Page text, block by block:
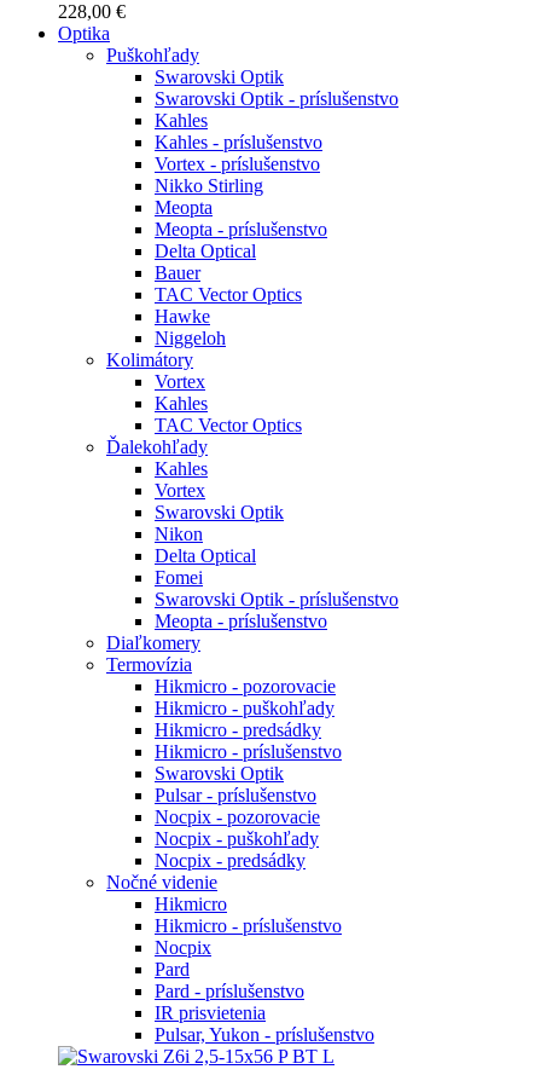
228,00 €
Optika
Puškohľady
Swarovski Optik
Swarovski Optik - príslušenstvo
Kahles
Kahles - príslušenstvo
Vortex - príslušenstvo
Nikko Stirling
Meopta
Meopta - príslušenstvo
Delta Optical
Bauer
TAC Vector Optics
Hawke
Niggeloh
Kolimátory
Vortex
Kahles
TAC Vector Optics
Ďalekohľady
Kahles
Vortex
Swarovski Optik
Nikon
Delta Optical
Fomei
Swarovski Optik - príslušenstvo
Meopta - príslušenstvo
Diaľkomery
Termovízia
Hikmicro - pozorovacie
Hikmicro - puškohľady
Hikmicro - predsádky
Hikmicro - príslušenstvo
Swarovski Optik
Pulsar - príslušenstvo
Nocpix - pozorovacie
Nocpix - puškohľady
Nocpix - predsádky
Nočné videnie
Hikmicro
Hikmicro - príslušenstvo
Nocpix
Pard
Pard - príslušenstvo
IR prisvietenia
Pulsar, Yukon - príslušenstvo